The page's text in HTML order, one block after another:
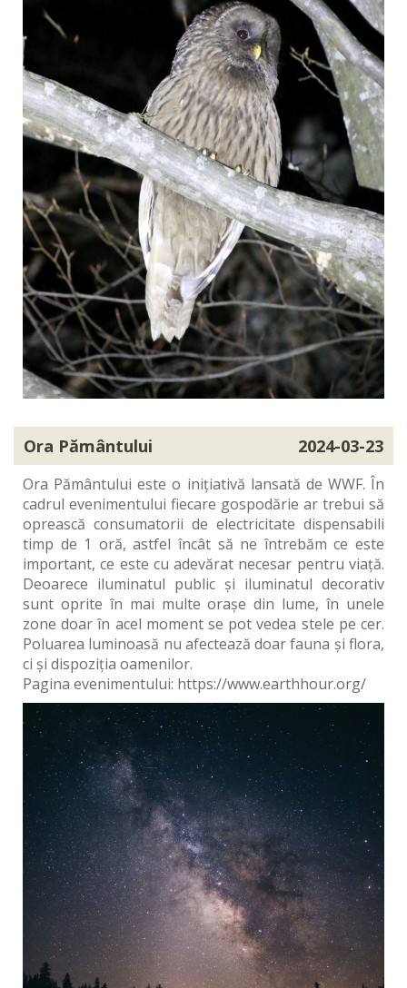
Ora Pământului 2024-03-23
Ora Pământului este o inițiativă lansată de WWF. În
cadrul evenimentului fiecare gospodărie ar trebui să
oprească consumatorii de electricitate dispensabili
timp de 1 oră, astfel încât să ne întrebăm ce este
important, ce este cu adevărat necesar pentru viață.
Deoarece iluminatul public și iluminatul decorativ
sunt oprite în mai multe orașe din lume, în unele
zone doar în acel moment se pot vedea stele pe cer.
Poluarea luminoasă nu afectează doar fauna și flora,
ci și dispoziția oamenilor.
Pagina evenimentului: https://www.earthhour.org/